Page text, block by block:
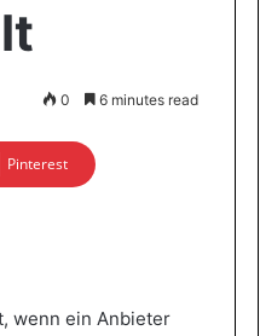
0 6 minutes read
Pinterest
wenn ein Anbieter